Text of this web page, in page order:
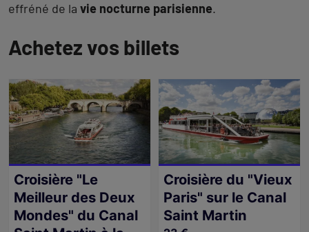
effréné de la vie nocturne parisienne.
Revenir
l'onglet
description
Achetez vos billets